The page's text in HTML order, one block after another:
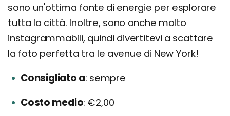
sono un'ottima fonte di energie per esplorare
tutta la città. Inoltre, sono anche molto
instagrammabili, quindi divertitevi a scattare
la foto perfetta tra le avenue di New York!
Consigliato a sempre
Costo medio €2,00